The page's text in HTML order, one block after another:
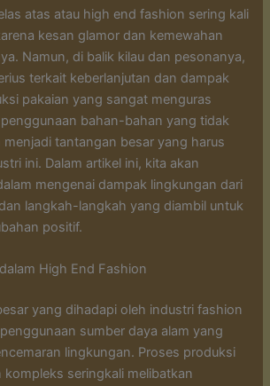
atas atau high end fashion sering kali
kesan glamor dan kemewahan
Namun, di balik kilau dan pesonanya,
terkait keberlanjutan dan dampak
pakaian yang sangat menguras
bahan-bahan yang tidak
tantangan besar yang harus
ini. Dalam artikel ini, kita akan
mengenai dampak lingkungan dari
langkah-langkah yang diambil untuk
positif.
High End Fashion
yang dihadapi oleh industri fashion
sumber daya alam yang
lingkungan. Proses produksi
seringkali melibatkan